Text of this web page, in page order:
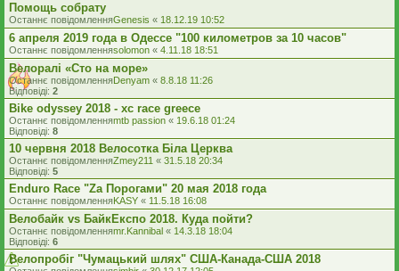
Помощь собрату
Останнє повідомленняGenesis « 18.12.19 10:52
6 апреля 2019 года в Одессе "100 километров за 10 часов"
Останнє повідомленняsolomon « 4.11.18 18:51
Велоралі «Сто на море»
Останнє повідомленняDenyam « 8.8.18 11:26
Відповіді: 2
Bike odyssey 2018 - xc race greece
Останнє повідомленняmtb passion « 19.6.18 01:24
Відповіді: 8
10 червня 2018 Велосотка Біла Церква
Останнє повідомленняZmey211 « 31.5.18 20:34
Відповіді: 5
Enduro Race "Za Порогами" 20 мая 2018 года
Останнє повідомленняKASY « 11.5.18 16:08
Велобайк vs БайкЕкспо 2018. Куда пойти?
Останнє повідомленняmr.Kannibal « 14.3.18 18:04
Відповіді: 6
Велопробіг "Чумацький шлях" США-Канада-США 2018